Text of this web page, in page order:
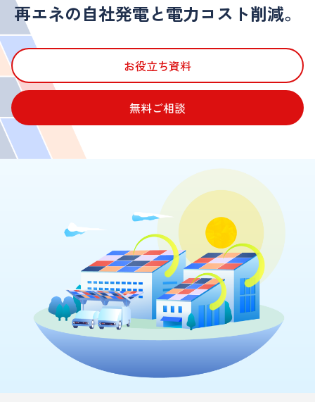
再エネの自社発電と電力コスト削減。
お役立ち資料
無料ご相談